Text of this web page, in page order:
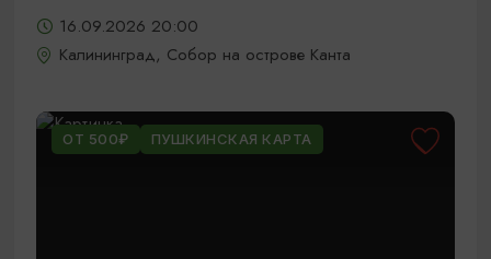
16.09.2026 20:00
Калининград, Собор на острове Канта
ОТ 500₽ ПУШКИНСКАЯ КАРТА